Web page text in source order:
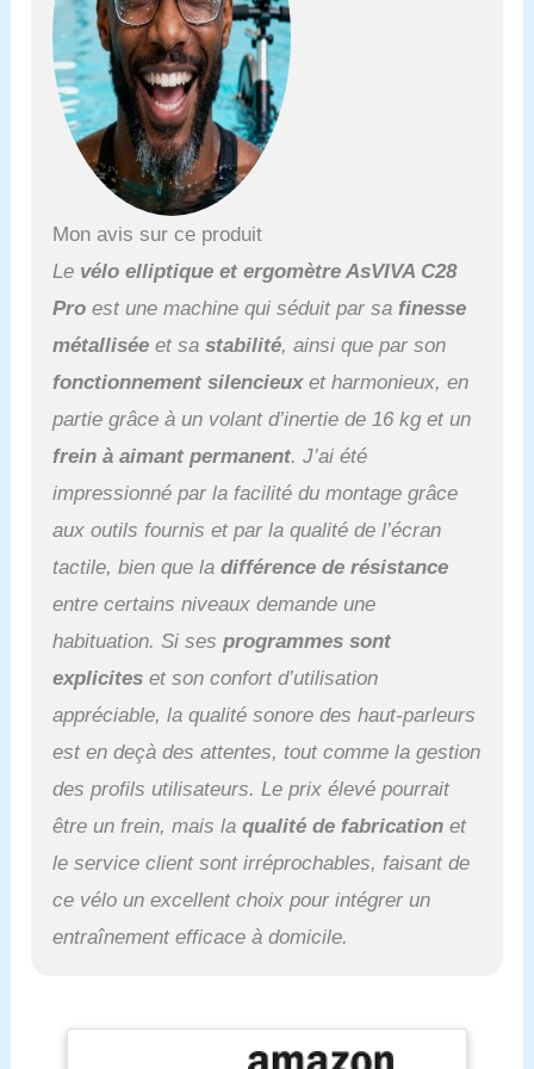
pour plus de
divertissement multimédia
grâce à la fonction Wi-Fi,
avec haut-parleurs stéréo
pour la musique et la
vidéo, avec l'application
de fitness Kinomap pour
tablette/smartphone et
station de charge USB.
PROGRAMMES
D'ENTRAÎNEMENT
EXTENSIFS : 16
programmes de fitness
préinstallés, dont 4
programmes de
d'intervalle basés sur la
fréquence cardiaque,
ainsi que 4 programmes
définissables par
l'utilisateur et une fonction
l'entraînement de
rééducation à domicile.
Mon avis sur ce produit
Le vélo elliptique et ergomètre AsVIVA C28
Pro est une machine qui séduit par sa finesse
métallisée et sastabilité, ainsi que par son
fonctionnement silencieuxet harmonieux, en
partie grâce à un volant d’inertie de 16 kg et un
frein à aimant permanent. J’ai été
impressionné par la facilité du montage grâce
aux outils fournis et par la qualité de l’écran
tactile, bien que ladifférence de résistance
entre certains niveaux demande une
habituation. Si sesprogrammes sont
explicites et son confort d’utilisation
appréciable, la qualité sonore des haut-parleurs
est en deçà des attentes, tout comme la gestion
des profils utilisateurs. Le prix élevé pourrait
être un frein, mais laqualité de fabrication et
le service client sont irréprochables, faisant de
ce vélo un excellent choix pour intégrer un
entraînement efficace à domicile.